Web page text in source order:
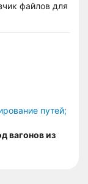
файлов для
путей;
вагонов из